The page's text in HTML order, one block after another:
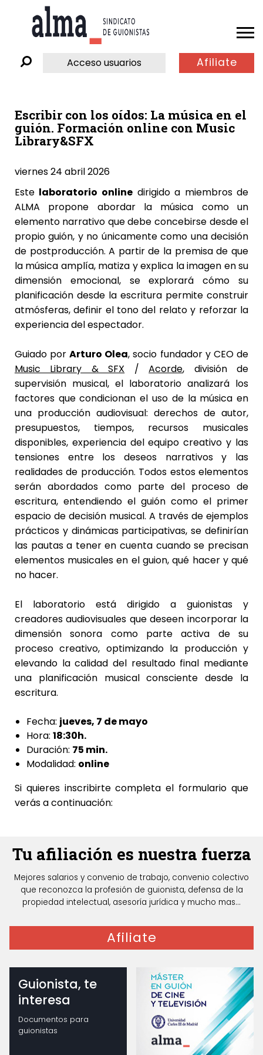
Acceso usuarios Afiliate
Escribir con los oídos: La música en el
guión. Formación online con Music
Library&SFX
viernes 24 abril 2026
Este laboratorio onlinedirigido a miembros de
ALMA propone abordar la música como un
elemento narrativo que debe concebirse desde el
propio guión, y no únicamente como una decisión
de postproducción. A partir de la premisa de que
la música amplía, matiza y explica la imagen en su
dimensión emocional, se explorará cómo su
planificación desde la escritura permite construir
atmósferas, definir el tono del relato y reforzar la
experiencia del espectador.
Guiado porArturo Olea, socio fundador y CEO de
Music Library & SFX /Acorde, división de
supervisión musical, el laboratorio analizará los
factores que condicionan el uso de la música en
una producción audiovisual: derechos de autor,
presupuestos, tiempos, recursos musicales
disponibles, experiencia del equipo creativo y las
tensiones entre los deseos narrativos y las
realidades de producción. Todos estos elementos
serán abordados como parte del proceso de
escritura, entendiendo el guión como el primer
espacio de decisión musical. A través de ejemplos
prácticos y dinámicas participativas, se definirían
las pautas a tener en cuenta cuando se precisan
elementos musicales en el guion, qué hacer y qué
no hacer.
El laboratorio está dirigido a guionistas y
creadores audiovisuales que deseen incorporar la
dimensión sonora como parte activa de su
proceso creativo, optimizando la producción y
elevando la calidad del resultado final mediante
una planificación musical consciente desde la
escritura.
Fecha: jueves, 7 de mayo
Hora: 18:30h.
Duración: 75 min.
Modalidad: online
Si quieres inscribirte completa el formulario que
verás a continuación:
Tu afiliación es nuestra fuerza
Mejores salarios y convenio de trabajo, convenio colectivo
que reconozca la profesión de guionista, defensa de la
propiedad intelectual, asesoría jurídica y mucho mas...
Afiliate
Guionista, te
interesa
Documentos para
guionistas